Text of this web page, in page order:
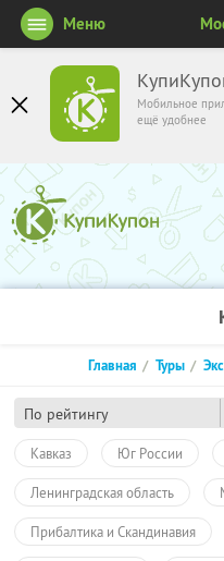
Мобильное
ещё удобнее
Меню
По рейтингу
Главная Туры
Кавказ Юг России
Ленинградская область
Прибалтика и Скандинавия